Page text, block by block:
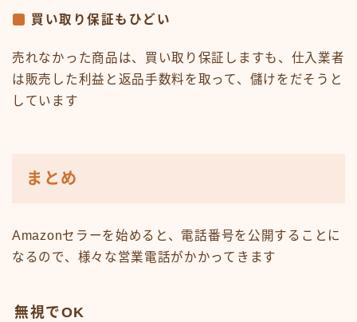
買い取り保証もひどい
売れなかった商品は、買い取り保証しますも、仕入業者
は販売した利益と返品手数料を取って、儲けをだそうと
しています
まとめ
Amazonセラーを始めると、電話番号を公開することに
なるので、様々な営業電話がかかってきます
無視でOK